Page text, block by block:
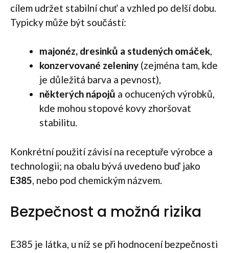
cílem udržet stabilní chuť a vzhled po delší dobu.
Typicky může být součástí:
majonéz, dresinků a studených omáček,
konzervované zeleniny (zejména tam, kde
je důležitá barva a pevnost),
některých nápojů a ochucených výrobků,
kde mohou stopové kovy zhoršovat
stabilitu.
Konkrétní použití závisí na receptuře výrobce a
technologii; na obalu bývá uvedeno buď jako
E385 , nebo pod chemickým názvem.
Bezpečnost a možná rizika
E385 je látka, u níž se při hodnocení bezpečnosti